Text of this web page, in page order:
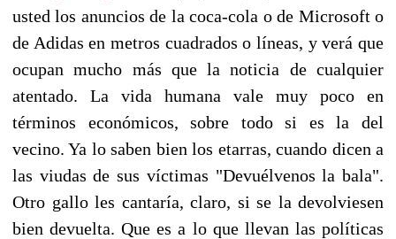
usted los anuncios de la coca-cola o de Microsoft o
de Adidas en metros cuadrados o líneas, y verá que
ocupan mucho más que la noticia de cualquier
atentado. La vida humana vale muy poco en
términos económicos, sobre todo si es la del
vecino. Ya lo saben bien los etarras, cuando dicen a
las viudas de sus víctimas "Devuélvenos la bala".
Otro gallo les cantaría, claro, si se la devolviesen
bien devuelta. Que es a lo que llevan las políticas